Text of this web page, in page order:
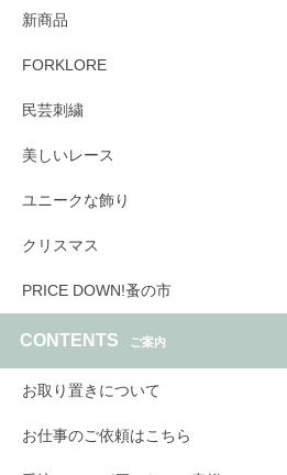
新商品
FORKLORE
民芸刺繍
美しいレース
ユニークな飾り
クリスマス
PRICE DOWN!蚤の市
CONTENTS ご案内
お取り置きについて
お仕事のご依頼はこちら